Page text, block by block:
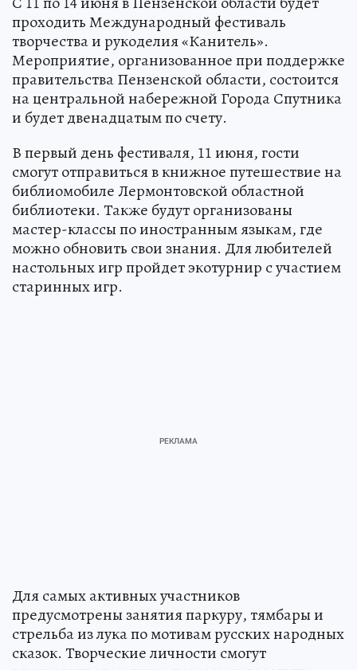
проходить Международный фестиваль
творчества и рукоделия «Канитель».
Мероприятие, организованное при поддержке
правительства Пензенской области, состоится
на центральной набережной Города Спутника
и будет двенадцатым по счету.
В первый день фестиваля, 11 июня, гости
смогут отправиться в книжное путешествие на
библиомобиле Лермонтовской областной
библиотеки. Также будут организованы
мастер-классы по иностранным языкам, где
можно обновить свои знания. Для любителей
настольных игр пройдет экотурнир с участием
старинных игр.
Для самых активных участников
предусмотрены занятия паркуру, тямбары и
стрельба из лука по мотивам русских народных
сказок. Творческие личности смогут